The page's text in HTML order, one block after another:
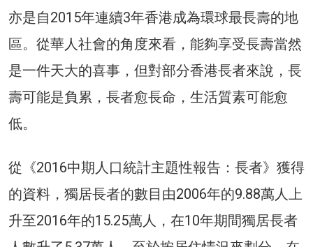
亦是自2015年連續3年香港成為環球最長壽的地
區。從華人社會的角度來看，能夠享受長壽當然
是一件天大的喜事，但對部分香港長者來說，長
壽可能是負累，長者愈長命，生活質素可能愈
低。
從《2016中期人口統計主題性報告：長者》獲得
的資料，獨居長者的數目由2006年的9.88萬人上
升至2016年的15.25萬人，在10年期間獨居長者